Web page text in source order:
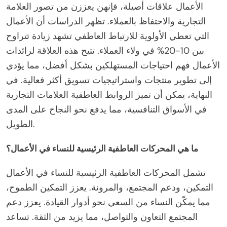
الأعمال علاقات أصيلة، فإنهن يعززن من تصور العلامة
التجارية والاحتفاظ بالعملاء. تظهر الدراسات أن الأعمال
التي تعطي الأولوية للارتباط العاطفي تشهد زيادة تتراوح
بين 10-20% في ولاء العملاء. تتيح هذه العلاقة لرائدات
الأعمال فهم احتياجات المستهلكين بشكل أفضل، مما يؤدي
إلى تطوير منتجات واستراتيجيات تسويق أكثر فعالية. في
النهاية، يمكن أن تميز الروابط العاطفية العلامات التجارية
في الأسواق التنافسية، مما يدفع نحو النجاح على المدى
الطويل.
ما هي المحركات العاطفية الرئيسية للنساء في الأعمال؟
تشمل المحركات العاطفية الرئيسية للنساء في الأعمال
التمكين، ودعم المجتمع، والمرونة. يعزز التمكين الطموح،
مما يمكّن النساء من السعي نحو أدوار القيادة. يعزز دعم
المجتمع التعاون والتواصل، مما يزيد من الثقة. تساعد